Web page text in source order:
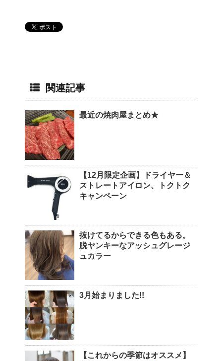
関連記事
最近の焼肉屋まとめ★
【12月限定企画】ドライヤー＆
ストレートアイロン、トクトク
キャンペーン
抜けてるからできる色もある。
脱ヤンキーなアッシュグレージ
ュカラー
3月始まりました!!
【これからの季節はオススメ】